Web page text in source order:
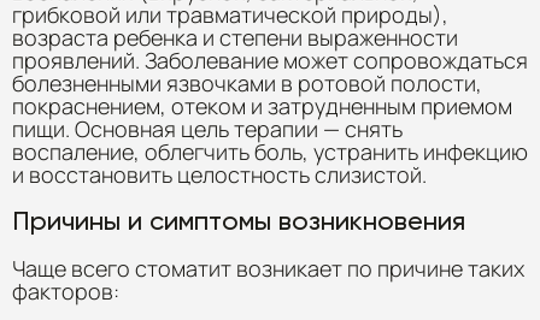
грибковой или травматической природы),
возраста ребенка и степени выраженности
проявлений. Заболевание может сопровождаться
болезненными язвочками в ротовой полости,
покраснением, отеком и затрудненным приемом
пищи. Основная цель терапии — снять
воспаление, облегчить боль, устранить инфекцию
и восстановить целостность слизистой.
Причины и симптомы возникновения
Чаще всего стоматит возникает по причине таких
факторов: